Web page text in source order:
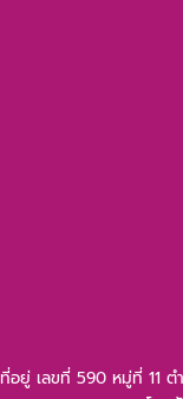
ที่อยู่ เลขที่ 590 หมู่ที่ 11 ต